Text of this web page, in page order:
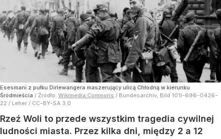
Esesmani z pułku Dirlewangera maszerujący ulicą Chłodną w kierunku
Śródmieścia / Źródło: Wikimedia Commons / Bundesarchiv, Bild 101I-696-0426-
22 / Leher / CC-BY-SA 3.0
Rzeź Woli to przede wszystkim tragedia cywilnej
ludności miasta. Przez kilka dni, między 2 a 12